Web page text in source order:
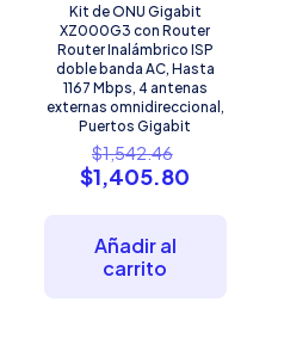
Kit de ONU Gigabit
XZ000G3 con Router
Router Inalámbrico ISP
doble banda AC, Hasta
1167 Mbps, 4 antenas
externas omnidireccional,
Puertos Gigabit
$1,542.46
precio
$1,405.80
Añadir al
carrito